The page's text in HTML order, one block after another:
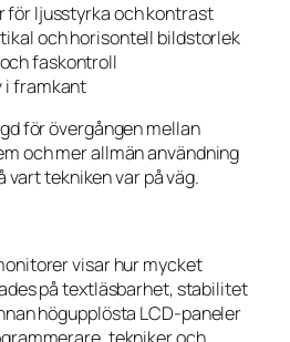
för ljusstyrka och kontrast
och horisontell bildstorlek
faskontroll
framkant
för övergången mellan
och mer allmän användning
tekniken var på väg.
visar hur mycket
på textläsbarhet, stabilitet
högupplösta LCD-paneler